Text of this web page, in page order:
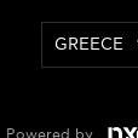
GREECE